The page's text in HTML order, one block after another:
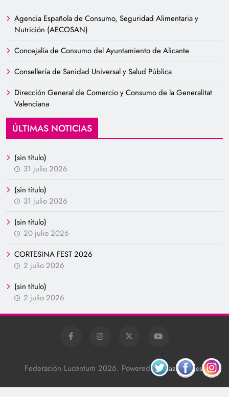
Agencia Española de Consumo, Seguridad Alimentaria y
Nutrición (AECOSAN)
Concejalía de Consumo del Ayuntamiento de Alicante
Consellería de Sanidad Universal y Salud Pública
Dirección General de Comercio y Consumo de la Generalitat
Valenciana
ÚLTIMAS NOTICIAS
(sin título)
31 julio 2026
(sin título)
31 julio 2026
(sin título)
20 julio 2026
CORTESINA FEST 2026
2 julio 2026
(sin título)
2 julio 2026
Federación Lucentum 2026. Powered ByBlazeThemes.